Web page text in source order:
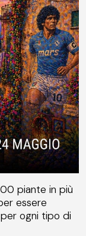
piante in più
essere
ogni tipo di